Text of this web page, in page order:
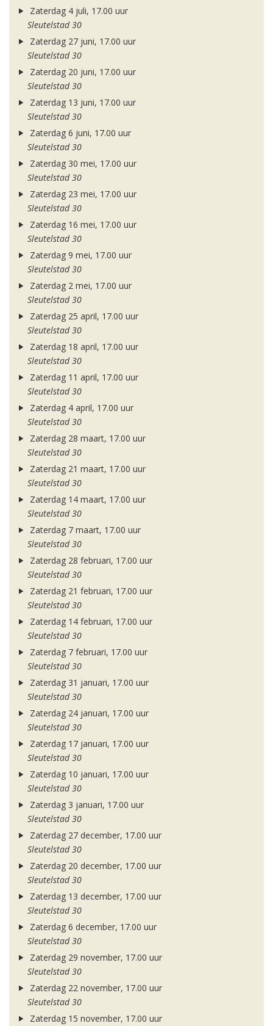
Zaterdag 4 juli, 17.00 uur
Sleutelstad 30
Zaterdag 27 juni, 17.00 uur
Sleutelstad 30
Zaterdag 20 juni, 17.00 uur
Sleutelstad 30
Zaterdag 13 juni, 17.00 uur
Sleutelstad 30
Zaterdag 6 juni, 17.00 uur
Sleutelstad 30
Zaterdag 30 mei, 17.00 uur
Sleutelstad 30
Zaterdag 23 mei, 17.00 uur
Sleutelstad 30
Zaterdag 16 mei, 17.00 uur
Sleutelstad 30
Zaterdag 9 mei, 17.00 uur
Sleutelstad 30
Zaterdag 2 mei, 17.00 uur
Sleutelstad 30
Zaterdag 25 april, 17.00 uur
Sleutelstad 30
Zaterdag 18 april, 17.00 uur
Sleutelstad 30
Zaterdag 11 april, 17.00 uur
Sleutelstad 30
Zaterdag 4 april, 17.00 uur
Sleutelstad 30
Zaterdag 28 maart, 17.00 uur
Sleutelstad 30
Zaterdag 21 maart, 17.00 uur
Sleutelstad 30
Zaterdag 14 maart, 17.00 uur
Sleutelstad 30
Zaterdag 7 maart, 17.00 uur
Sleutelstad 30
Zaterdag 28 februari, 17.00 uur
Sleutelstad 30
Zaterdag 21 februari, 17.00 uur
Sleutelstad 30
Zaterdag 14 februari, 17.00 uur
Sleutelstad 30
Zaterdag 7 februari, 17.00 uur
Sleutelstad 30
Zaterdag 31 januari, 17.00 uur
Sleutelstad 30
Zaterdag 24 januari, 17.00 uur
Sleutelstad 30
Zaterdag 17 januari, 17.00 uur
Sleutelstad 30
Zaterdag 10 januari, 17.00 uur
Sleutelstad 30
Zaterdag 3 januari, 17.00 uur
Sleutelstad 30
Zaterdag 27 december, 17.00 uur
Sleutelstad 30
Zaterdag 20 december, 17.00 uur
Sleutelstad 30
Zaterdag 13 december, 17.00 uur
Sleutelstad 30
Zaterdag 6 december, 17.00 uur
Sleutelstad 30
Zaterdag 29 november, 17.00 uur
Sleutelstad 30
Zaterdag 22 november, 17.00 uur
Sleutelstad 30
Zaterdag 15 november, 17.00 uur